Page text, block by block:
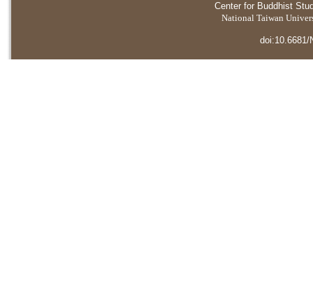
Center for Buddhist
National Taiwan
doi:10.6681/